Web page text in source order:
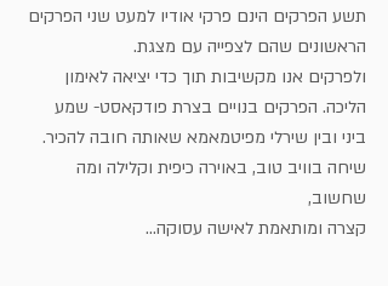
תשע הפרקים הינם פרקי אודיו למעט שני הפרקים
הראשונים שהם לצפייה עם מצגת.
ולפרקים אנו מקשיבות תוך כדי יציאה לאימון
הליכה. הפרקים בנויים בצרת פודקאסט- שמע
ביני ובין שירלי מפיטמאמא שאותה חובה להכיר.
שיחה בוויב טוב, באוירה כיפית וקלילה ומה
שחשוב,
קצרה ומותאמת לאישה עסוקה...